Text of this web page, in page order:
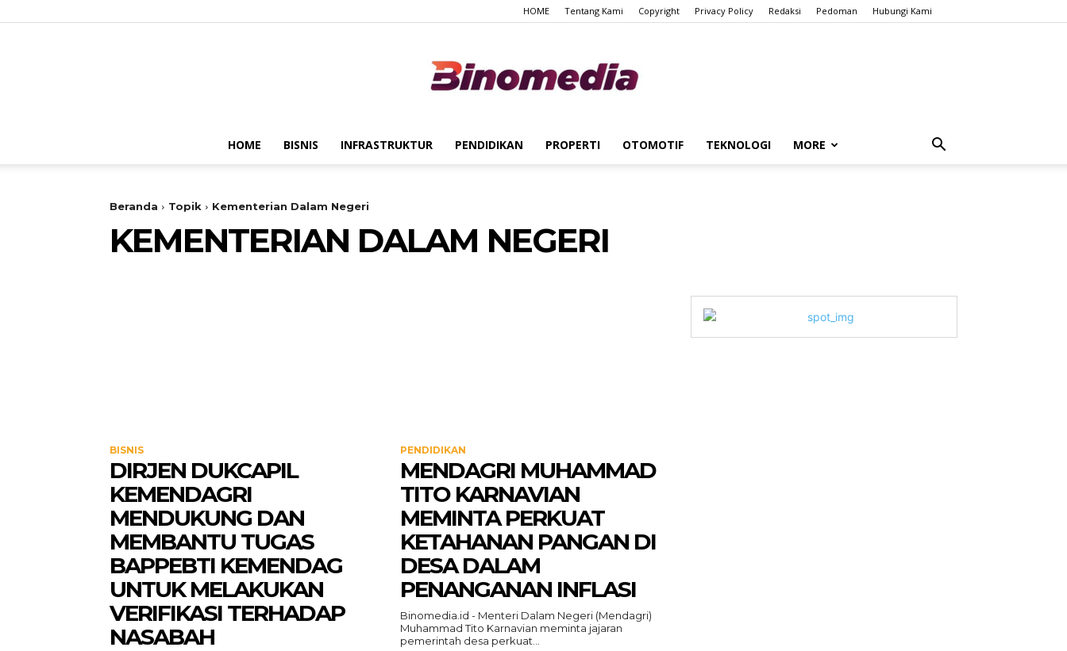
HOME Tentang Kami Copyright Privacy Policy Redaksi Pedoman Hubungi Kami
HOME BISNIS INFRASTRUKTUR PENDIDIKAN PROPERTI OTOMOTIF TEKNOLOGI MORE
Beranda Topik Kementerian Dalam Negeri
KEMENTERIAN DALAM NEGERI
BISNIS
DIRJEN DUKCAPIL
KEMENDAGRI
MENDUKUNG DAN
MEMBANTU TUGAS
BAPPEBTI KEMENDAG
UNTUK MELAKUKAN
VERIFIKASI TERHADAP
NASABAH
PENDIDIKAN
MENDAGRI MUHAMMAD
TITO KARNAVIAN
MEMINTA PERKUAT
KETAHANAN PANGAN DI
DESA DALAM
PENANGANAN INFLASI
Binomedia.id - Menteri Dalam Negeri (Mendagri)
Muhammad Tito Karnavian meminta jajaran
pemerintah desa perkuat...